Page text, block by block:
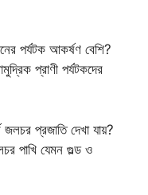
পর্যটক আকর্ষণ বেশি?
প্রাণী পর্যটকদের
প্রজাতি দেখা যায়?
পাখি যেমন গুল্ড ও